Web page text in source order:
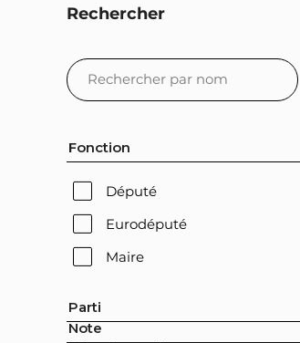
Rechercher
Fonction
Député
Eurodéputé
Maire
Parti
Note